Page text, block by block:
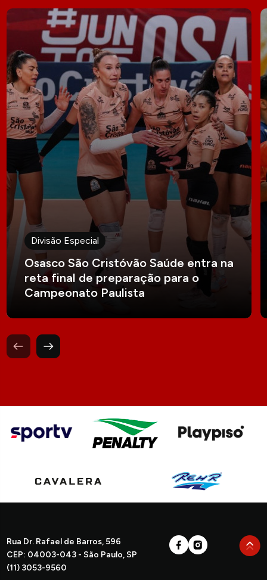
Divisão Especial
Osasco São Cristóvão Saúde entra na
reta final de preparação para o
Campeonato Paulista
Rua Dr. Rafael de Barros, 596
CEP: 04003-043 - São Paulo, SP
(11) 3053-9560